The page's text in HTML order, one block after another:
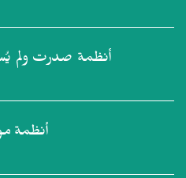
أنظمة صدرت ولم
أنظمة